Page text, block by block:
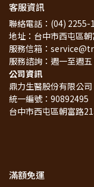
客服資訊
聯絡電話：(04) 2255-
地址：台中市西屯區
服務信箱：
服務諮詢：週一至週五
公司資訊
鼎力生醫股份有限公司
統一編號：90892495
台中市西屯區朝富路
滿額免運